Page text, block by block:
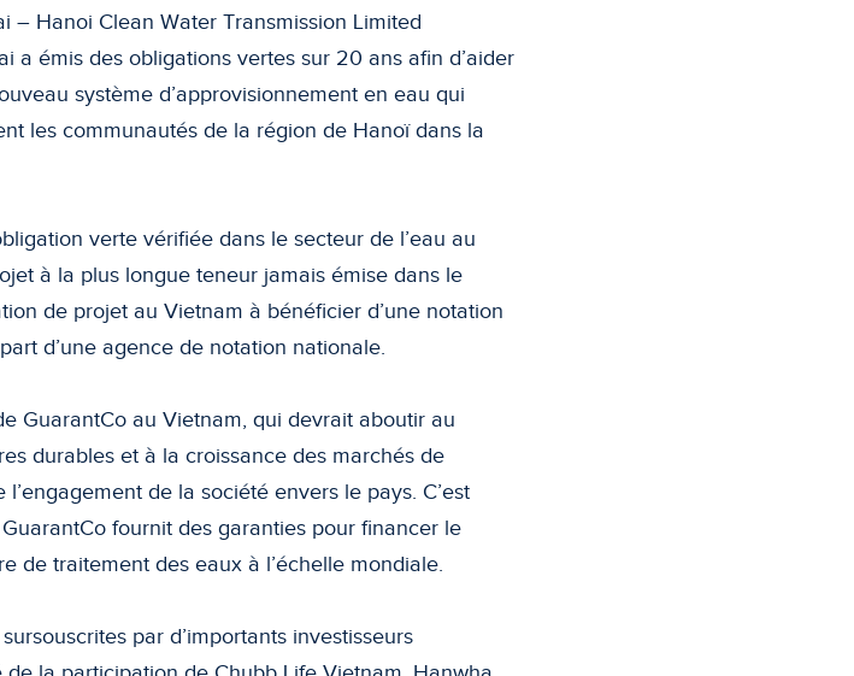
– Hanoi Clean Water Transmission Limited
a émis des obligations vertes sur 20 ans afin d’aider
système d’approvisionnement en eau qui
les communautés de la région de Hanoï dans la
verte vérifiée dans le secteur de l’eau au
à la plus longue teneur jamais émise dans le
de projet au Vietnam à bénéficier d’une notation
d’une agence de notation nationale.
GuarantCo au Vietnam, qui devrait aboutir au
durables et à la croissance des marchés de
de la société envers le pays. C’est
fournit des garanties pour financer le
de traitement des eaux à l’échelle mondiale.
par d’importants investisseurs